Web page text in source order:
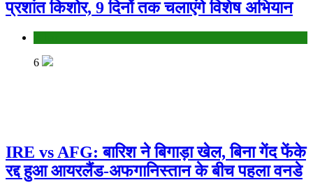
प्रशांत किशोर, 9 दिनों तक चलाएंगे विशेष अभियान
6
IRE vs AFG: बारिश ने बिगाड़ा खेल, बिना गेंद फेंके
रद्द हुआ आयरलैंड-अफगानिस्तान के बीच पहला वनडे